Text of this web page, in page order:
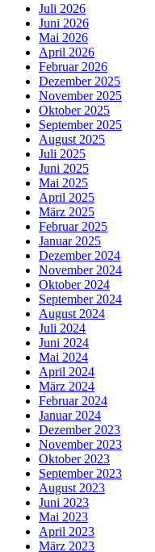
Juli 2026
Juni 2026
Mai 2026
April 2026
Februar 2026
Dezember 2025
November 2025
Oktober 2025
September 2025
August 2025
Juli 2025
Juni 2025
Mai 2025
April 2025
März 2025
Februar 2025
Januar 2025
Dezember 2024
November 2024
Oktober 2024
September 2024
August 2024
Juli 2024
Juni 2024
Mai 2024
April 2024
März 2024
Februar 2024
Januar 2024
Dezember 2023
November 2023
Oktober 2023
September 2023
August 2023
Juni 2023
Mai 2023
April 2023
März 2023